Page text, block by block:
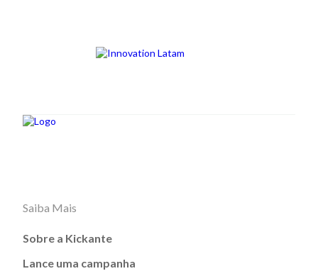
Saiba Mais
Sobre a Kickante
Lance uma campanha